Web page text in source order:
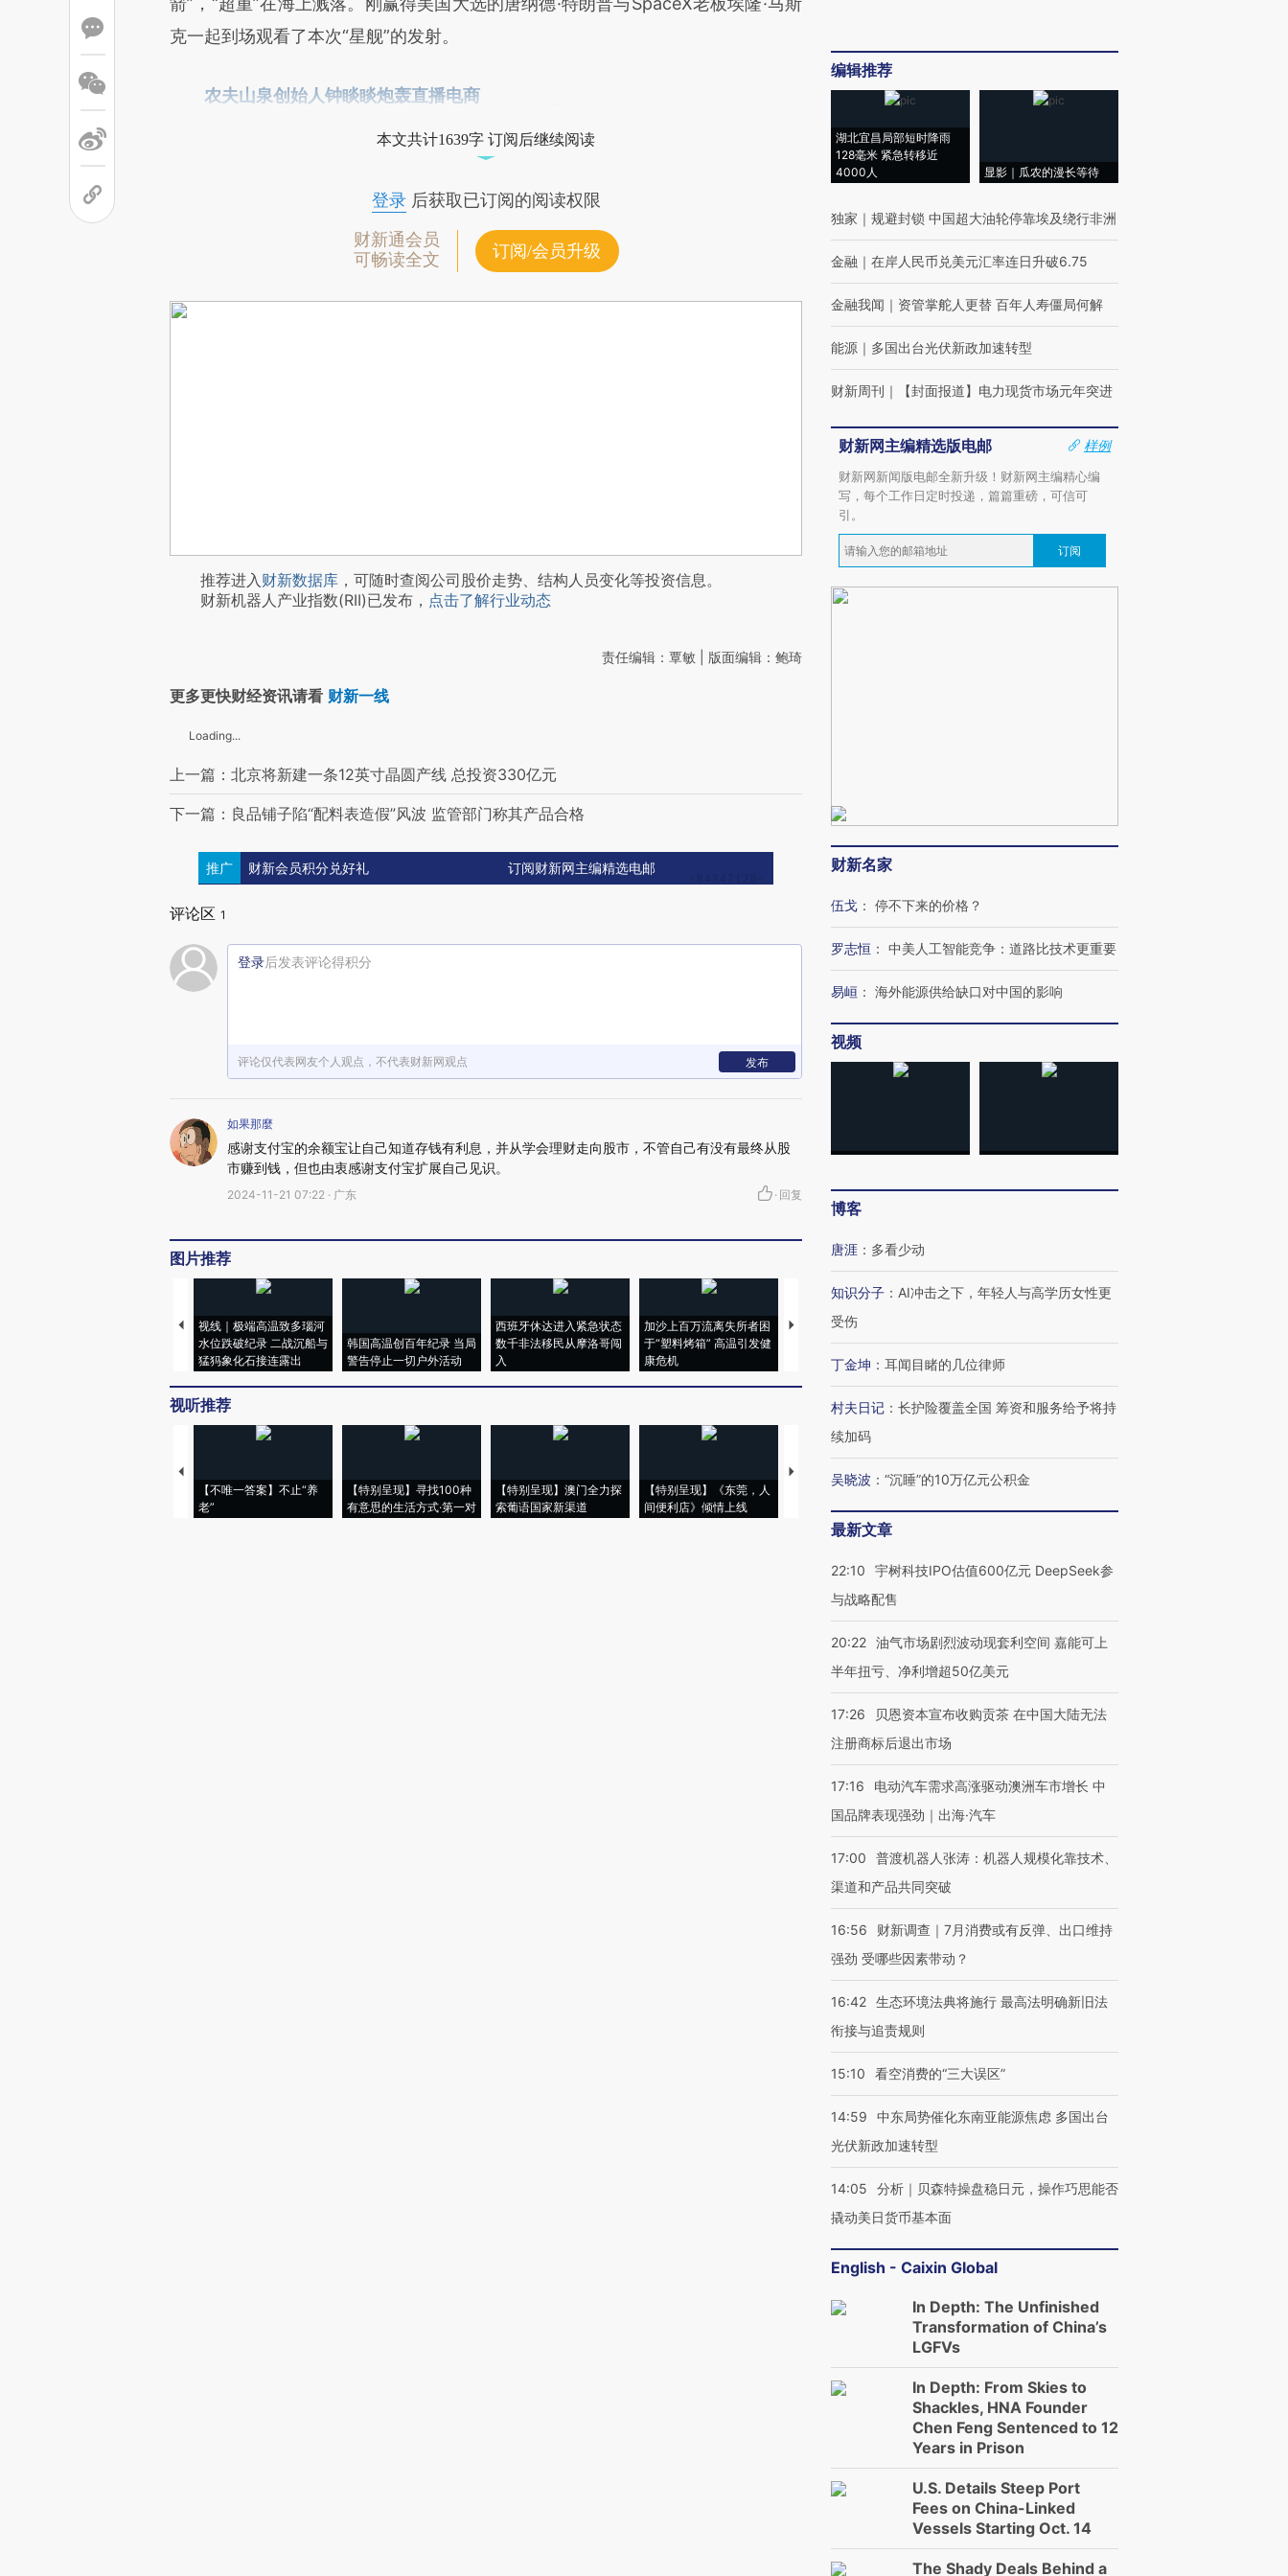
克一起到场观看了本次“星舰”的发射。
农夫山泉创始人钟睒睒炮轰直播电商
本文共计1639字 订阅后继续阅读
登录后获取已订阅的阅读权限
财新通会员
可畅读全文
订阅/会员升级
推荐进入财新数据库 ，可随时查阅公司股价走势、结构人员变化等投资信息。
财新机器人产业指数(RII)已发布， 点击了解行业动态
责任编辑：覃敏 | 版面编辑：鲍琦
更多更快财经资讯请看 财新一线
Loading...
上一篇：北京将新建一条12英寸晶圆产线 总投资330亿元
下一篇：良品铺子陷“配料表造假”风波 监管部门称其产品合格
推广 财新会员积分兑好礼 订阅财新网主编精选电邮
评论区 1
登录后发表评论得积分
评论仅代表网友个人观点，不代表财新网观点 发布
如果那麼
感谢支付宝的余额宝让自己知道存钱有利息，并从学会理财走向股市，不管自己有没有最终从股
市赚到钱，但也由衷感谢支付宝扩展自己见识。
2024-11-21 07:22 · 广东 · 回复
图片推荐
视线｜极端高温致多瑙河
水位跌破纪录 二战沉船与
猛犸象化石接连露出
韩国高温创百年纪录 当局
警告停止一切户外活动
西班牙休达进入紧急状态
数千非法移民从摩洛哥闯
入
加沙上百万流离失所者困
于“塑料烤箱” 高温引发健
康危机
视线｜HYROX的吸金
术：是什么让中产们甘
心“花钱找虐”？
粒摇头丸 尿检体内含3种
毒品
度Z世代 用街头抗争将教
视听推荐
【不唯一答案】不止“养
老”
【特别呈现】寻找100种
有意思的生活方式·第一对
【特别呈现】澳门全力探
索葡语国家新渠道
【特别呈现】《东莞，人
间便利店》倾情上线
【推广】走进第四届链博
会，让数智科技“链”接产
【特别呈现】寻找100种
有意思的生活方式·第三对
住三大增长引擎是什么？
编辑推荐
湖北宜昌局部短时降雨
128毫米 紧急转移近
4000人
显影｜瓜农的漫长等待
独家 ｜ 规避封锁 中国超大油轮停靠埃及绕行非洲
金融 ｜ 在岸人民币兑美元汇率连日升破6.75
金融我闻 ｜ 资管掌舵人更替 百年人寿僵局何解
能源 ｜ 多国出台光伏新政加速转型
财新周刊 ｜ 【封面报道】电力现货市场元年突进
财新网主编精选版电邮
样例
财新网新闻版电邮全新升级！财新网主编精心编
写，每个工作日定时投递，篇篇重磅，可信可
引。
订阅
财新名家
伍戈 ： 停不下来的价格？
罗志恒 ： 中美人工智能竞争：道路比技术更重要
易峘 ： 海外能源供给缺口对中国的影响
视频
博客
唐涯 ： 多看少动
知识分子 ： AI冲击之下，年轻人与高学历女性更
受伤
丁金坤 ： 耳闻目睹的几位律师
村夫日记 ： 长护险覆盖全国 筹资和服务给予将持
续加码
吴晓波 ： “沉睡”的10万亿元公积金
最新文章
22:10
宇树科技IPO估值600亿元 DeepSeek参
与战略配售
20:22 油气市场剧烈波动现套利空间 嘉能可上
半年扭亏、净利增超50亿美元
17:26
贝恩资本宣布收购贡茶 在中国大陆无法
注册商标后退出市场
17:16
电动汽车需求高涨驱动澳洲车市增长 中
国品牌表现强劲｜出海·汽车
17:00
普渡机器人张涛：机器人规模化靠技术、
渠道和产品共同突破
16:56
财新调查｜7月消费或有反弹、出口维持
强劲 受哪些因素带动？
16:42 生态环境法典将施行 最高法明确新旧法
衔接与追责规则
15:10 看空消费的“三大误区”
14:59
中东局势催化东南亚能源焦虑 多国出台
光伏新政加速转型
14:05
分析｜贝森特操盘稳日元，操作巧思能否
撬动美日货币基本面
English - Caixin Global
In Depth: The Unfinished
Transformation of China’s
LGFVs
In Depth: From Skies to
Shackles, HNA Founder
Chen Feng Sentenced to 12
Years in Prison
U.S. Details Steep Port
Fees on China-Linked
Vessels Starting Oct. 14
The Shady Deals Behind a